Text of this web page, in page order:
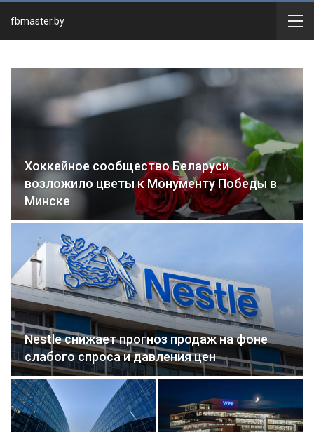
fbmaster.by
Хоккейное сообщество Беларуси
возложило цветы к Монументу Победы в
Минске
Nestle снижает прогноз продаж на фоне
слабого спроса и давления цен